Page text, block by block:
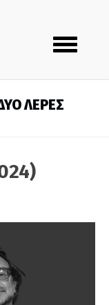
Toggle
navigation
ΛΕΡΕΣ